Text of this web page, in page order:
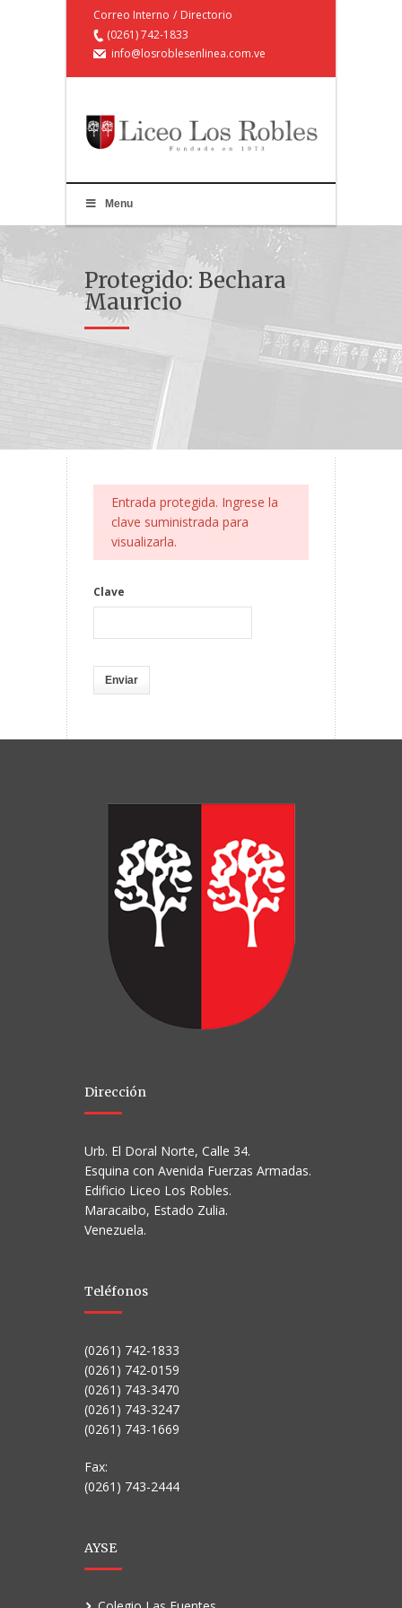
Correo Interno / Directorio
(0261) 742-1833
info@losroblesenlinea.com.ve
Menu
Protegido: Bechara
Mauricio
Entrada protegida. Ingrese la
clave suministrada para
visualizarla.
Clave
Dirección
Urb. El Doral Norte, Calle 34.
Esquina con Avenida Fuerzas Armadas.
Edificio Liceo Los Robles.
Maracaibo, Estado Zulia.
Venezuela.
Teléfonos
(0261) 742-1833
(0261) 742-0159
(0261) 743-3470
(0261) 743-3247
(0261) 743-1669
Fax:
(0261) 743-2444
AYSE